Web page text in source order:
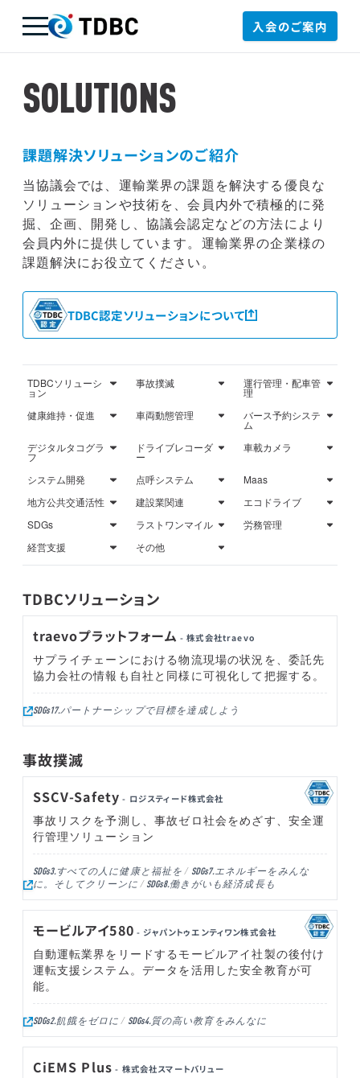
TDBC 入会のご案内
SOLUTIONS
課題解決ソリューションのご紹介
当協議会では、運輸業界の課題を解決する優良な
ソリューションや技術を、会員内外で積極的に発
掘、企画、開発し、協議会認定などの方法により
会員内外に提供しています。運輸業界の企業様の
課題解決にお役立てください。
TDBC認定ソリューションについて
TDBCソリューシ
ョン
事故撲滅 運行管理・配車管
理
健康維持・促進
車両動態管理 バース予約システ
ム
デジタルタコグラ
フ
ドライブレコーダ
ー
車載カメラ
システム開発 点呼システム
Maas
地方公共交通活性
建設業関連
エコドライブ
SDGs
ラストワンマイル
労務管理
経営支援
その他
TDBCソリューション
traevoプラットフォーム - 株式会社traevo
サプライチェーンにおける物流現場の状況を、委託先
協力会社の情報も自社と同様に可視化して把握する。
SDGs17.パートナーシップで目標を達成しよう
事故撲滅
SSCV-Safety - ロジスティード株式会社
事故リスクを予測し、事故ゼロ社会をめざす、安全運
行管理ソリューション
SDGs3.すべての人に健康と福祉を SDGs7.エネルギーをみんな
に。そしてクリーンに
SDGs8.働きがいも経済成長も
モービルアイ580 - ジャパントゥエンティワン株式会社
自動運転業界をリードするモービルアイ社製の後付け
運転支援システム。データを活用した安全教育が可
能。
SDGs2.飢餓をゼロに SDGs4.質の高い教育をみんなに
CiEMS Plus - 株式会社スマートバリュー